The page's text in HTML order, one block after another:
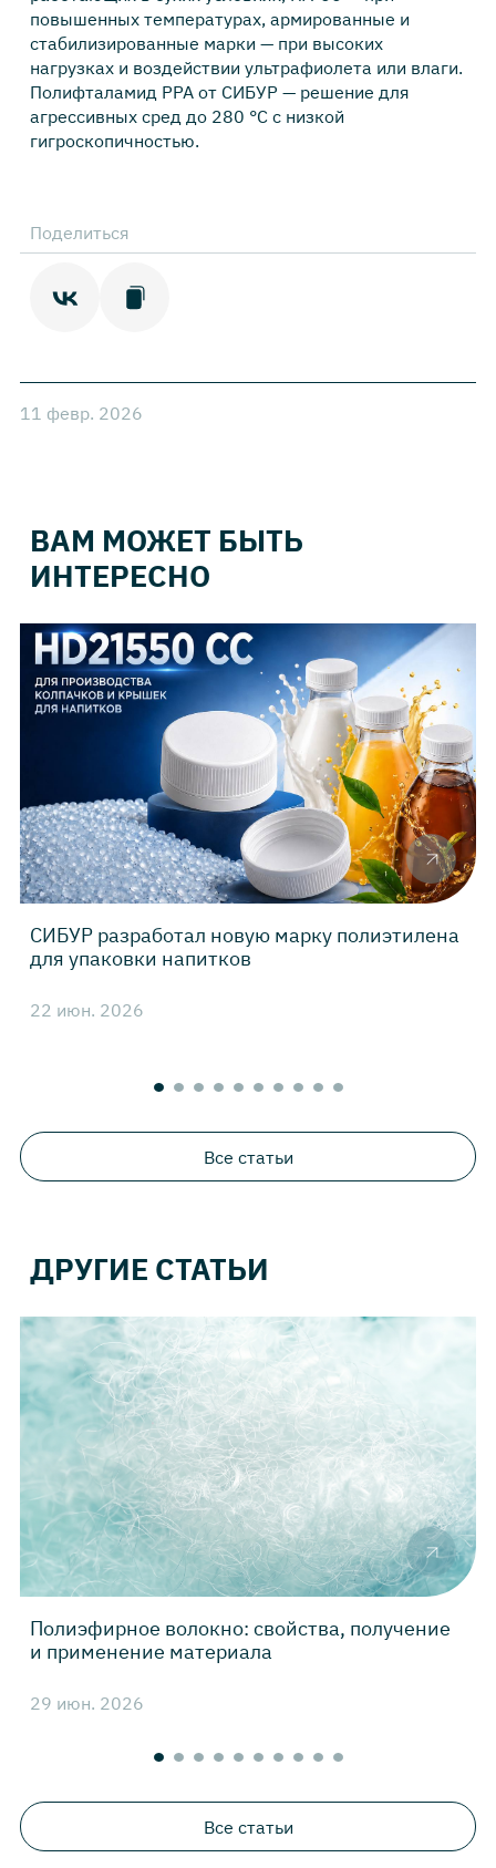
повышенных температурах, армированные и
стабилизированные марки — при высоких
нагрузках и воздействии ультрафиолета или влаги.
Полифталамид PPA от СИБУР — решение для
агрессивных сред до 280 °C с низкой
гигроскопичностью.
Поделиться
11 февр. 2026
ВАМ МОЖЕТ БЫТЬ
ИНТЕРЕСНО
СИБУР разработал новую марку полиэтилена
для упаковки напитков
22 июн. 2026
Все статьи
ДРУГИЕ СТАТЬИ
Полиэфирное волокно: свойства, получение
и применение материала
29 июн. 2026
Все статьи